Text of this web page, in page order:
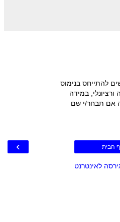
להתייחס בנימוס
ורציונלי, במידה
אם תבחר/י שם
› הבית
לאינטרנט